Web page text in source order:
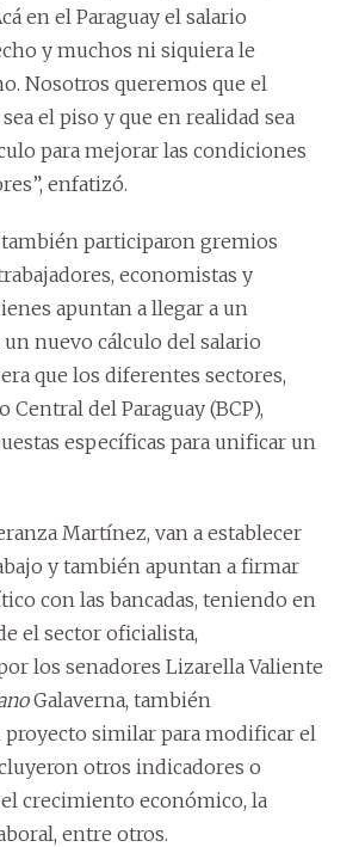
en el Paraguay el salario
y muchos ni siquiera le
Nosotros queremos que el
el piso y que en realidad sea
para mejorar las condiciones
enfatizó.
también participaron gremios
economistas y
apuntan a llegar a un
nuevo cálculo del salario
que los diferentes sectores,
Central del Paraguay (BCP),
específicas para unificar un
Martínez, van a establecer
y también apuntan a firmar
con las bancadas, teniendo en
el sector oficialista,
los senadores Lizarella Valiente
Galaverna, también
similar para modificar el
otros indicadores o
crecimiento económico, la
entre otros.